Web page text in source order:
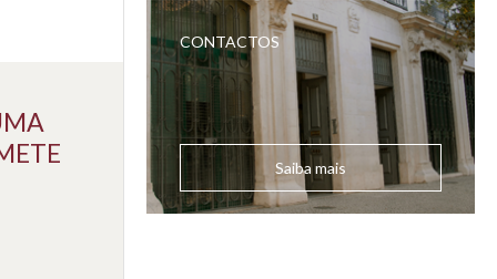
CONTACTOS
Saiba mais